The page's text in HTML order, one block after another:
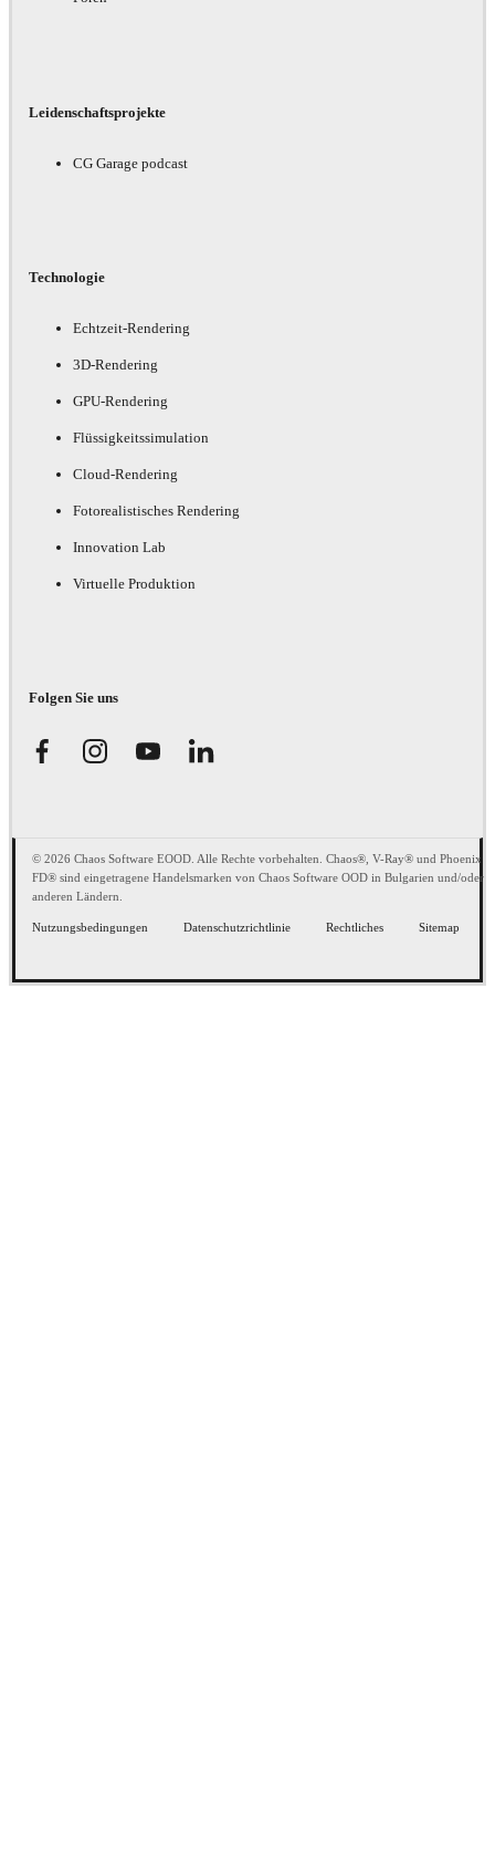
Leidenschaftsprojekte
CG Garage podcast
Technologie
Echtzeit-Rendering
3D-Rendering
GPU-Rendering
Flüssigkeitssimulation
Cloud-Rendering
Fotorealistisches Rendering
Innovation Lab
Virtuelle Produktion
Folgen Sie uns
© 2026 Chaos Software EOOD. Alle Rechte vorbehalten. Chaos®, V-Ray® und Phoenix
FD® sind eingetragene Handelsmarken von Chaos Software OOD in Bulgarien und/oder
anderen Ländern.
Nutzungsbedingungen Datenschutzrichtlinie Rechtliches Sitemap